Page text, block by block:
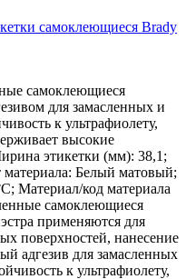
самоклеющиеся
для замасленных и
к ультрафиолету,
высокие
этикетки (мм): 38,1;
Белый матовый;
Материал/код материала
самоклеющиеся
применяются для
поверхностей, нанесение
адгезив для замасленных
к ультрафиолету,